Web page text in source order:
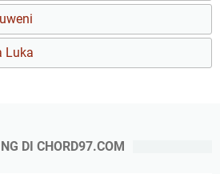
Luka
DI CHORD97.COM